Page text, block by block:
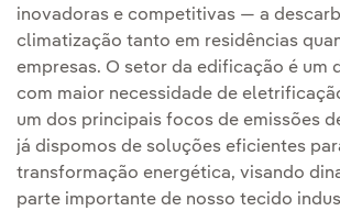
inovadoras e competitivas — a
climatização tanto em residências
empresas. O setor da edificação é um
com maior necessidade de
um dos principais focos de emissões
já dispomos de soluções eficientes
transformação energética, visando
parte importante de nosso tecido